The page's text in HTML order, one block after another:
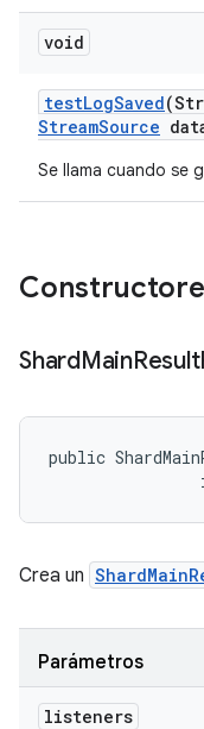
void
testLogSaved
StreamSource
Se llama cuando se
ShardMainResult
public
Crea un
Parámetros
listeners